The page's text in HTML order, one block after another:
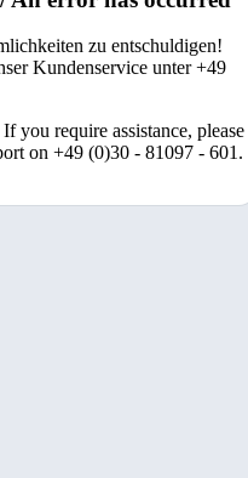
zu entschuldigen!
Kundenservice unter +49
you require assistance, please
on +49 (0)30 - 81097 - 601.